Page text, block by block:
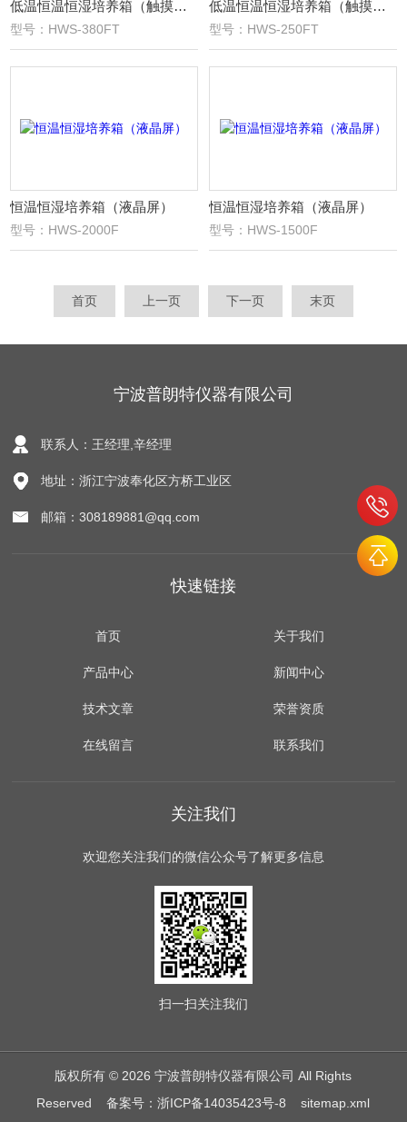
低温恒温恒湿培养箱（触摸屏）
型号：HWS-380FT
低温恒温恒湿培养箱（触摸屏）
型号：HWS-250FT
恒温恒湿培养箱（液晶屏）
型号：HWS-2000F
恒温恒湿培养箱（液晶屏）
型号：HWS-1500F
首页 上一页 下一页 末页
宁波普朗特仪器有限公司
联系人：王经理,辛经理
地址：浙江宁波奉化区方桥工业区
邮箱：308189881@qq.com
快速链接
首页 关于我们
产品中心 新闻中心
技术文章 荣誉资质
在线留言 联系我们
关注我们
欢迎您关注我们的微信公众号了解更多信息
扫一扫关注我们
版权所有 © 2026 宁波普朗特仪器有限公司 All Rights
Reserved备案号：浙ICP备14035423号-8 sitemap.xml